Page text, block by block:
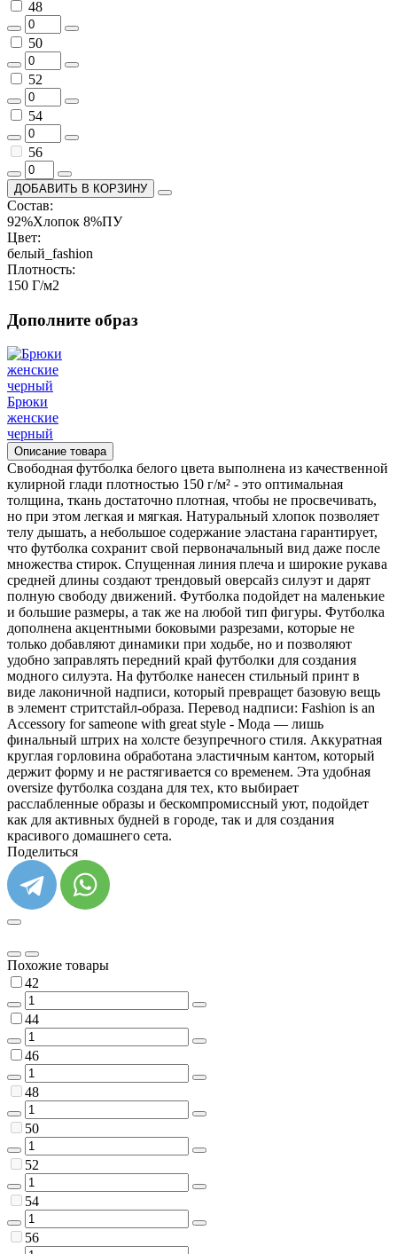
48
50
52
54
56
ДОБАВИТЬ В КОРЗИНУ
Состав:
92%Хлопок 8%ПУ
Цвет:
белый_fashion
Плотность:
150 Г/м2
Дополните образ
Брюки
женские
черный
Описание товара
Свободная футболка белого цвета выполнена из качественной
кулирной глади плотностью 150 г/м² - это оптимальная
толщина, ткань достаточно плотная, чтобы не просвечивать,
но при этом легкая и мягкая. Натуральный хлопок позволяет
телу дышать, а небольшое содержание эластана гарантирует,
что футболка сохранит свой первоначальный вид даже после
множества стирок. Спущенная линия плеча и широкие рукава
средней длины создают трендовый оверсайз силуэт и дарят
полную свободу движений. Футболка подойдет на маленькие
и большие размеры, а так же на любой тип фигуры. Футболка
дополнена акцентными боковыми разрезами, которые не
только добавляют динамики при ходьбе, но и позволяют
удобно заправлять передний край футболки для создания
модного силуэта. На футболке нанесен стильный принт в
виде лаконичной надписи, который превращет базовую вещь
в элемент стритстайл-образа. Перевод надписи: Fashion is an
Accessory for sameone with great style - Мода — лишь
финальный штрих на холсте безупречного стиля. Аккуратная
круглая горловина обработана эластичным кантом, который
держит форму и не растягивается со временем. Эта удобная
oversize футболка создана для тех, кто выбирает
расслабленные образы и бескомпромиссный уют, подойдет
как для активных будней в городе, так и для создания
красивого домашнего сета.
Поделиться
Похожие товары
42
44
46
48
50
52
54
56